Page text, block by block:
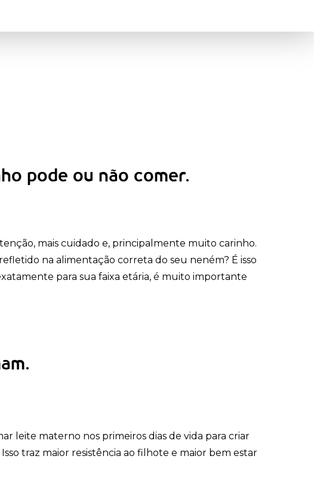
pode ou não comer.
mais cuidado e, principalmente muito carinho.
na alimentação correta do seu neném? É isso
para sua faixa etária, é muito importante
leite materno nos primeiros dias de vida para criar
traz maior resistência ao filhote e maior bem estar